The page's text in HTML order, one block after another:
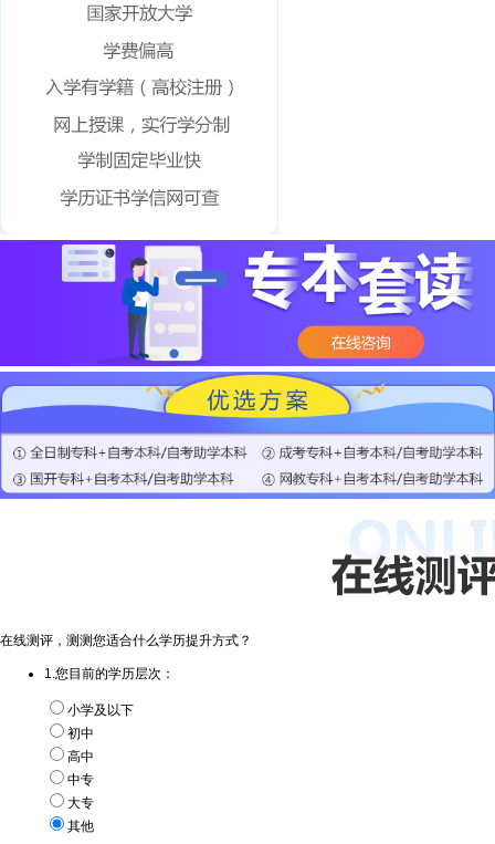
在线测评，测测您适合什么学历提升方式？
1.您目前的学历层次：
小学及以下
初中
高中
中专
大专
其他